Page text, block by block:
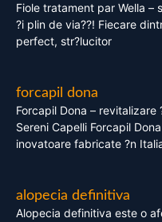
Fiole tratament par Wella –
?i plin de via??! Fiecare
perfect, str?lucitor
forcapil dona
Forcapil Dona –
Sereni Capelli Forcapil
inovatoare fabricate ?n
alopecia definitiva
Alopecia definitiva este o